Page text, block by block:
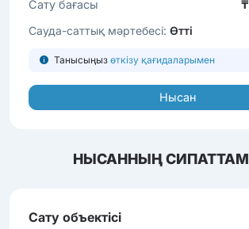
Сату бағасы
Сауда-саттық мәртебесі: Өтті
Танысыңыз өткізу қағидаларымен
Нысан
НЫСАННЫҢ
Сату объектісі